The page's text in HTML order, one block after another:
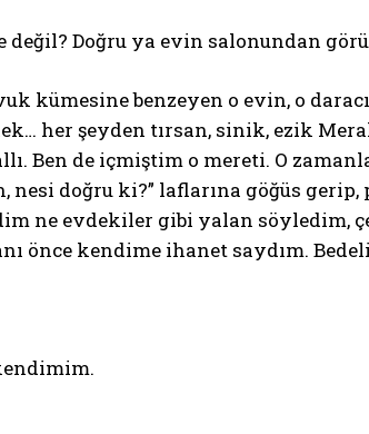
değil? Doğru ya evin salonundan
kümesine benzeyen o evin, o
her şeyden tırsan, sinik, ezik
Ben de içmiştim o mereti. O
nesi doğru ki?” laflarına göğüs
ne evdekiler gibi yalan söyledim,
önce kendime ihanet saydım.